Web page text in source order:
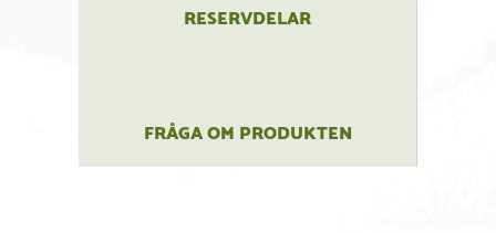
RESERVDELAR
FRÅGA OM PRODUKTEN